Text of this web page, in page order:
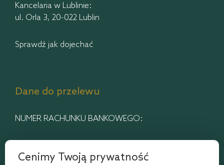
Kancelaria w Lublinie:
ul. Orla 3, 20-022 Lublin
Sprawdź jak dojechać
Dane do przelewu
NUMER RACHUNKU BANKOWEGO:
67 1240 5497 1111 0010 9254 0865
Cenimy Twoją prywatność